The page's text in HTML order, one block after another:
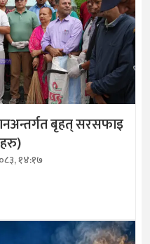
बृहत् सरसफाइ
१४:१७